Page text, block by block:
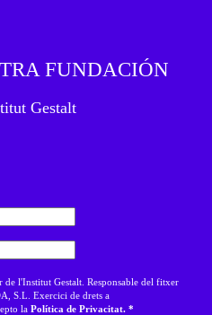
FUNDACIÓN
Gestalt
de l'Institut Gestalt. Responsable del fitxer
S.L. Exercici de drets a
la Política de Privacitat. *